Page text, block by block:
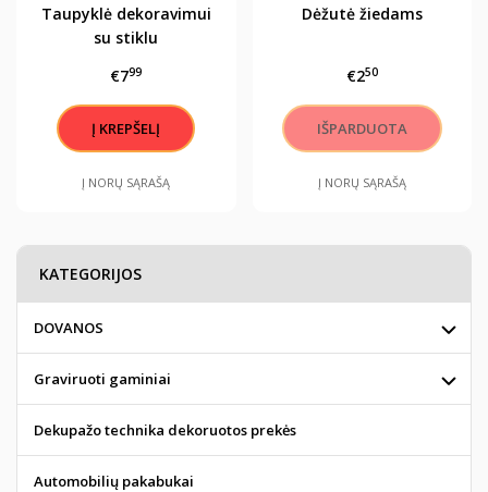
Taupyklė dekoravimui
su stiklu
€799
Į NORŲ SĄRAŠĄ
Dėžutė žiedams
€250
Į NORŲ SĄRAŠĄ
KATEGORIJOS
DOVANOS
Graviruoti gaminiai
Dekupažo technika dekoruotos prekės
Automobilių pakabukai